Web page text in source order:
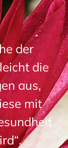
der
die
aus,
mit